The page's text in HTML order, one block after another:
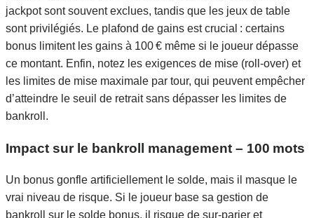
jackpot sont souvent exclues, tandis que les jeux de table
sont privilégiés. Le plafond de gains est crucial : certains
bonus limitent les gains à 100 € même si le joueur dépasse
ce montant. Enfin, notez les exigences de mise (roll‑over) et
les limites de mise maximale par tour, qui peuvent empêcher
d’atteindre le seuil de retrait sans dépasser les limites de
bankroll.
Impact sur le bankroll management – 100 mots
Un bonus gonfle artificiellement le solde, mais il masque le
vrai niveau de risque. Si le joueur base sa gestion de
bankroll sur le solde bonus, il risque de sur‑parier et